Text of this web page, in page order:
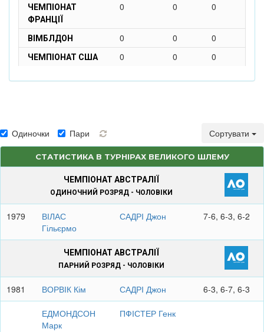
ЧЕМПІОНАТ
ФРАНЦІЇ
0 0 0
ВІМБЛДОН 0 0 0
ЧЕМПІОНАТ США 0 0 0
Одиночки Пари Сортувати
СТАТИСТИКА В ТУРНІРАХ ВЕЛИКОГО ШЛЕМУ
ЧЕМПІОНАТ АВСТРАЛІЇ
ОДИНОЧНИЙ РОЗРЯД - ЧОЛОВІКИ
1979
ВІЛАС
Гільєрмо
САДРІ Джон 7-6, 6-3, 6-2
ЧЕМПІОНАТ АВСТРАЛІЇ
ПАРНИЙ РОЗРЯД - ЧОЛОВІКИ
1981 ВОРВІК Кім САДРІ Джон 6-3, 6-7, 6-3
ЕДМОНДСОН
Марк
ПФІСТЕР Генк